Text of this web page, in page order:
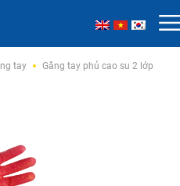
tay Găng tay phủ cao su 2 lớp